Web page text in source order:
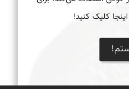
کلیک کنید!